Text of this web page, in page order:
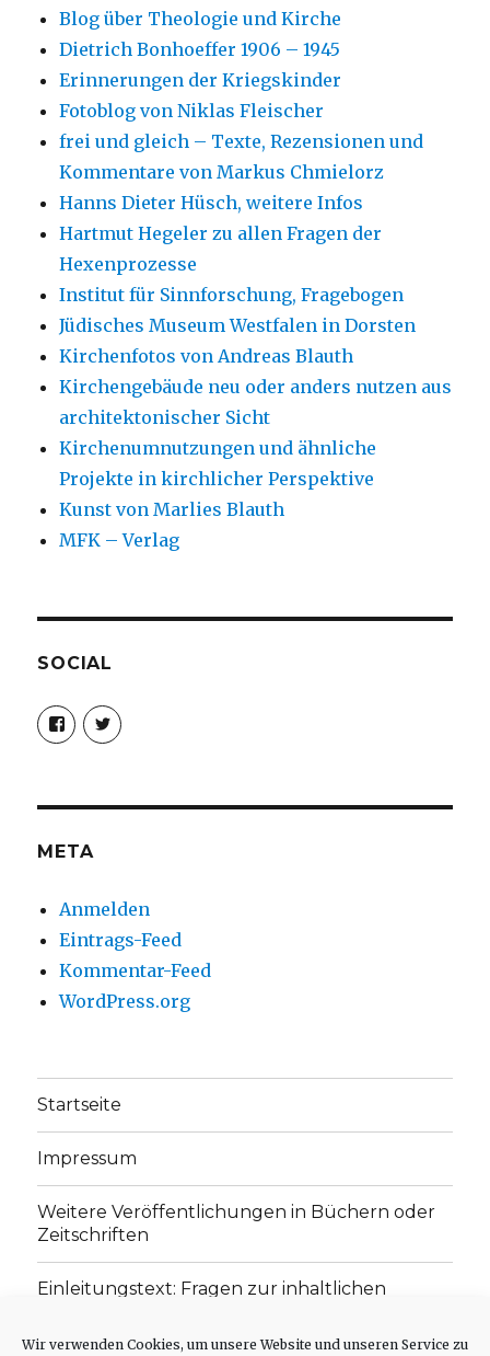
Wir verwenden Cookies, um unsere Website und unseren Service zu
Blog über Theologie und Kirche
Dietrich Bonhoeffer 1906 – 1945
Erinnerungen der Kriegskinder
Fotoblog von Niklas Fleischer
frei und gleich – Texte, Rezensionen und
Kommentare von Markus Chmielorz
Hanns Dieter Hüsch, weitere Infos
Hartmut Hegeler zu allen Fragen der
Hexenprozesse
Institut für Sinnforschung, Fragebogen
Jüdisches Museum Westfalen in Dorsten
Kirchenfotos von Andreas Blauth
Kirchengebäude neu oder anders nutzen aus
architektonischer Sicht
Kirchenumnutzungen und ähnliche
Projekte in kirchlicher Perspektive
Kunst von Marlies Blauth
MFK – Verlag
SOCIAL
Profil
von
christoph.fleischer1
anzeigen
Profil
von
anzeigen
META
Anmelden
Eintrags-Feed
Kommentar-Feed
WordPress.org
Startseite
Impressum
Weitere Veröffentlichungen in Büchern oder
Zeitschriften
Einleitungstext: Fragen zur inhaltlichen
„schwachen Glaubens“